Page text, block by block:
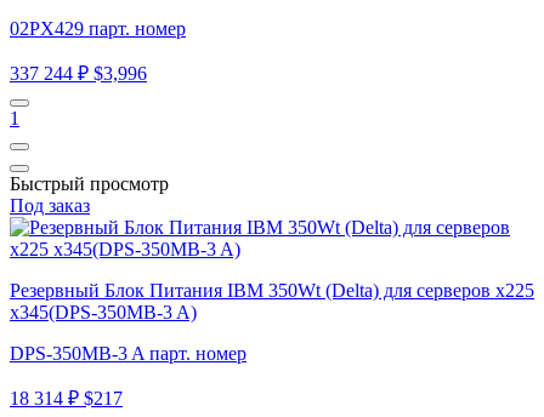
02PX429 парт. номер
337 244 ₽ $3,996
1
Быстрый просмотр
Под заказ
Резервный Блок Питания IBM 350Wt (Delta) для серверов x225
x345(DPS-350MB-3 A)
DPS-350MB-3 A парт. номер
18 314 ₽ $217